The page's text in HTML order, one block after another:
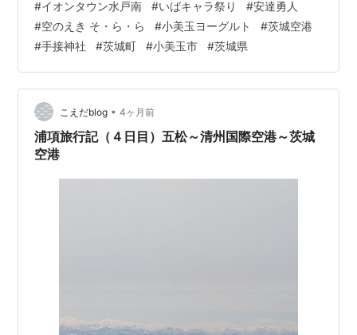
イブを繰り広げました。 安達勇人さん。茨城県を中心に
活動されているアーティストです。安達さんは目が細い
ので、音響の方から「（朝早いけど）ちゃんと目を開け
てる？」などネタにされていました🤩️ 安達勇人さんのラ
イブは、安達さんと観客が一体となって掛け声をあげた
り踊ったりします。私ももちろん踊りま…
#イオンタウン水戸南 #いばキャラ祭り #安達勇人
#空のえき そ・ら・ら #小美玉ヨーグルト #茨城空港
#手接神社 #茨城町 #小美玉市 #茨城県
こえだblog • 4ヶ月前
浦項旅行記（４日目）五松～清州国際空港～茨城
空港